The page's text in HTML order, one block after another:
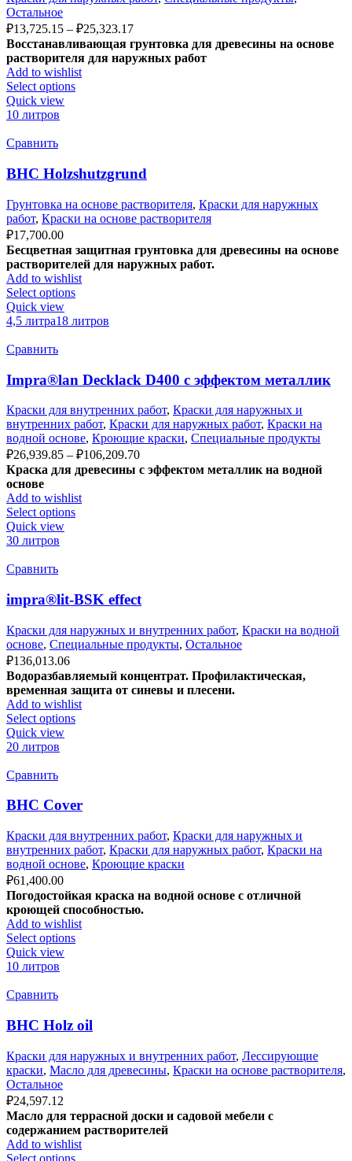
Остальное
₽13,725.15 – ₽25,323.17
Восстанавливающая грунтовка для древесины на основе
растворителя для наружных работ
Add to wishlist
Select options
Quick view
10 литров
Сравнить
BHC Holzshutzgrund
Грунтовка на основе растворителя, Краски для наружных
работ, Краски на основе растворителя
₽17,700.00
Бесцветная защитная грунтовка для древесины на основе
растворителей для наружных работ.
Add to wishlist
Select options
Quick view
4,5 литра18 литров
Сравнить
Impra®lan Decklack D400 с эффектом металлик
Краски для внутренних работ, Краски для наружных и
внутренних работ, Краски для наружных работ, Краски на
водной основе, Кроющие краски, Специальные продукты
₽26,939.85 – ₽106,209.70
Краска для древесины с эффектом металлик на водной
основе
Add to wishlist
Select options
Quick view
30 литров
Сравнить
impra®lit-BSK effect
Краски для наружных и внутренних работ, Краски на водной
основе, Специальные продукты, Остальное
₽136,013.06
Водоразбавляемый концентрат. Профилактическая,
временная защита от синевы и плесени.
Add to wishlist
Select options
Quick view
20 литров
Сравнить
BHC Cover
Краски для внутренних работ, Краски для наружных и
внутренних работ, Краски для наружных работ, Краски на
водной основе, Кроющие краски
₽61,400.00
Погодостойкая краска на водной основе с отличной
кроющей способностью.
Add to wishlist
Select options
Quick view
10 литров
Сравнить
BHC Holz oil
Краски для наружных и внутренних работ, Лессирующие
краски, Масло для древесины, Краски на основе растворителя,
Остальное
₽24,597.12
Масло для террасной доски и садовой мебели с
содержанием растворителей
Add to wishlist
Select options